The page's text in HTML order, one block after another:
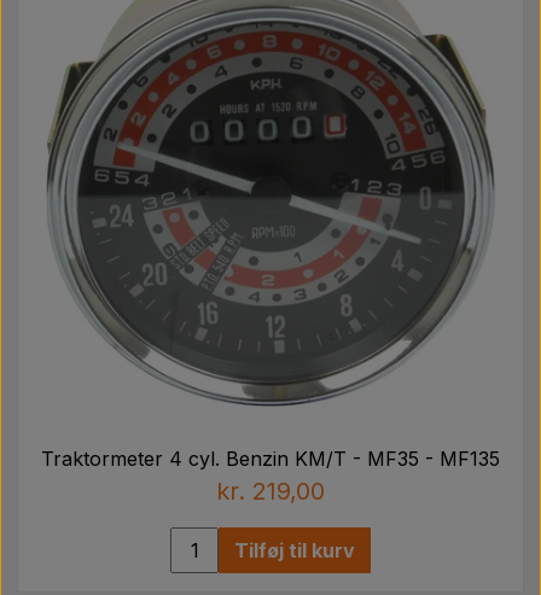
Traktormeter 4 cyl. Benzin KM/T - MF35 - MF135
kr. 219,00
Tilføj til kurv